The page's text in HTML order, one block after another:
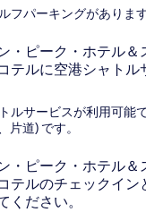
フパーキングがあります
・ピーク・ホテル＆
テルに空港シャトル
ルサービスが利用可能
片道) です。
・ピーク・ホテル＆
テルのチェックイン
ください。